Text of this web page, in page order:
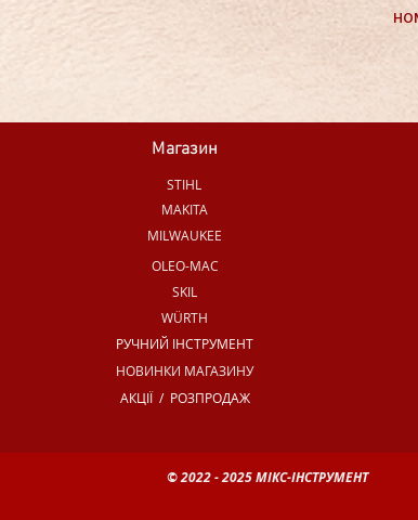
Магазин
STIHL
MAKITA
MILWAUKEE
OLEO-MAC
SKIL
WÜRTH
РУЧНИЙ ІНСТРУМЕНТ
НОВИНКИ МАГАЗИНУ
АКЦІЇ / РОЗПРОДАЖ
© 2022 - 2025 МІКС-ІНСТРУМЕНТ